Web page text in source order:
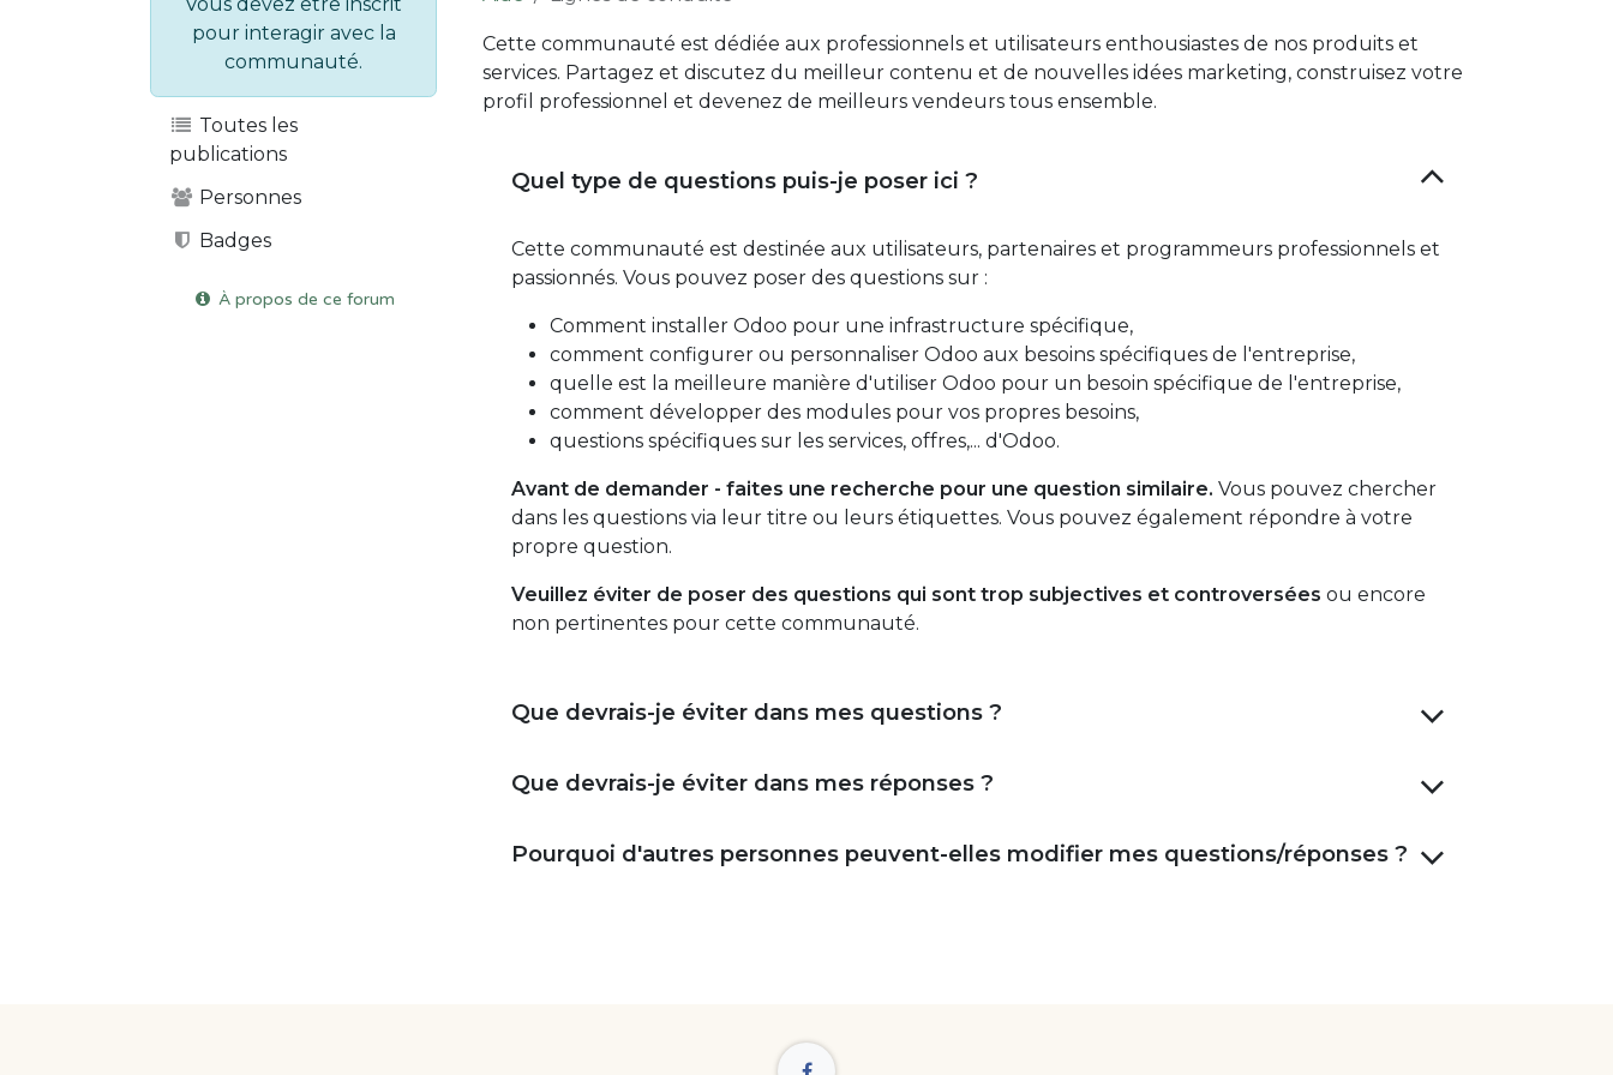
pour interagir avec la
communauté.
Toutes les
publications
Personnes
Badges
À propos de ce forum
Cette communauté est dédiée aux professionnels et utilisateurs enthousiastes de nos produits et
services. Partagez et discutez du meilleur contenu et de nouvelles idées marketing, construisez votre
profil professionnel et devenez de meilleurs vendeurs tous ensemble.
Quel type de questions puis-je poser ici ?
Cette communauté est destinée aux utilisateurs, partenaires et programmeurs professionnels et
passionnés. Vous pouvez poser des questions sur :
Comment installer Odoo pour une infrastructure spécifique,
comment configurer ou personnaliser Odoo aux besoins spécifiques de l'entreprise,
quelle est la meilleure manière d'utiliser Odoo pour un besoin spécifique de l'entreprise,
comment développer des modules pour vos propres besoins,
questions spécifiques sur les services, offres,... d'Odoo.
Avant de demander - faites une recherche pour une question similaire. Vous pouvez chercher
dans les questions via leur titre ou leurs étiquettes. Vous pouvez également répondre à votre
propre question.
Veuillez éviter de poser des questions qui sont trop subjectives et controversées ou encore
non pertinentes pour cette communauté.
Que devrais-je éviter dans mes questions ?
Que devrais-je éviter dans mes réponses ?
Pourquoi d'autres personnes peuvent-elles modifier mes questions/réponses ?